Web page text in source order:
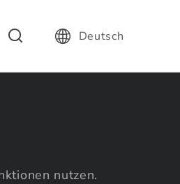
Deutsch
nutzen.